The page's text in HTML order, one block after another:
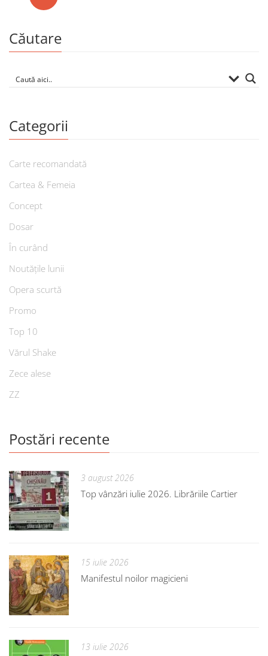
Căutare
Categorii
Carte recomandată
Cartea & Femeia
Concept
Dosar
În curând
Noutățile lunii
Opera scurtă
Promo
Top 10
Vărul Shake
Zece alese
ZZ
Postări recente
3 august 2026
Top vânzări iulie 2026. Librăriile Cartier
15 iulie 2026
Manifestul noilor magicieni
13 iulie 2026